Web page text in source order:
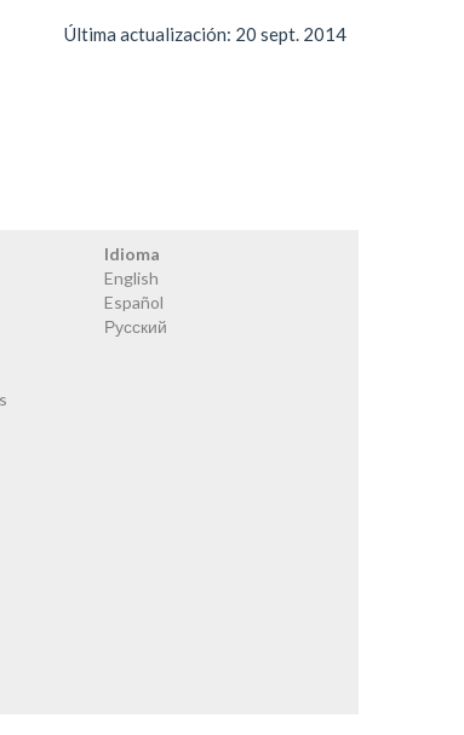
Última actualización: 20 sept. 2014
Idioma
English
Español
Русский